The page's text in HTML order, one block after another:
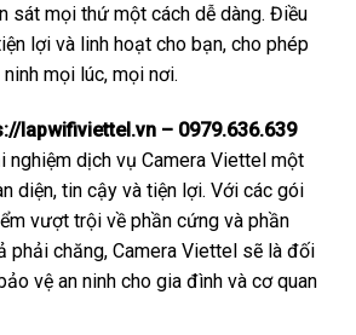
sát mọi thứ một cách dễ dàng. Điều
lợi và linh hoạt cho bạn, cho phép
mọi lúc, mọi nơi.
lapwifiviettel.vn – 0979.636.639
nghiệm dịch vụ Camera Viettel một
diện, tin cậy và tiện lợi. Với các gói
vượt trội về phần cứng và phần
phải chăng, Camera Viettel sẽ là đối
vệ an ninh cho gia đình và cơ quan